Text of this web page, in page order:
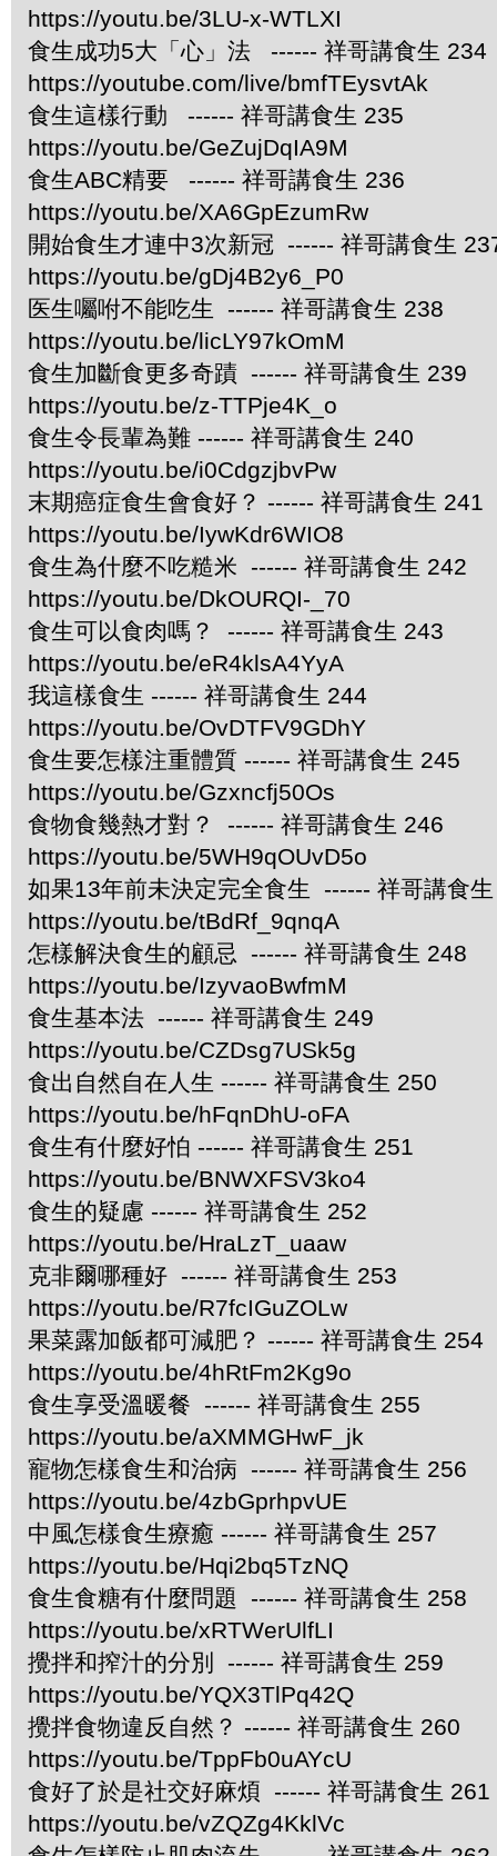
https://youtu.be/3LU-x-WTLXI
食生成功5大「心」法 ------ 祥哥講食生 234
https://youtube.com/live/bmfTEysvtAk
食生這樣行動 ------ 祥哥講食生 235
https://youtu.be/GeZujDqIA9M
食生ABC精要 ------ 祥哥講食生 236
https://youtu.be/XA6GpEzumRw
開始食生才連中3次新冠 ------ 祥哥講食生
https://youtu.be/gDj4B2y6_P0
医生囑咐不能吃生 ------ 祥哥講食生 238
https://youtu.be/licLY97kOmM
食生加斷食更多奇蹟 ------ 祥哥講食生 239
https://youtu.be/z-TTPje4K_o
食生令長輩為難 ------ 祥哥講食生 240
https://youtu.be/i0CdgzjbvPw
末期癌症食生會食好？ ------ 祥哥講食生 241
https://youtu.be/IywKdr6WIO8
食生為什麼不吃糙米 ------ 祥哥講食生 242
https://youtu.be/DkOURQI-_70
食生可以食肉嗎？ ------ 祥哥講食生 243
https://youtu.be/eR4klsA4YyA
我這樣食生 ------ 祥哥講食生 244
https://youtu.be/OvDTFV9GDhY
食生要怎樣注重體質 ------ 祥哥講食生 245
https://youtu.be/Gzxncfj50Os
食物食幾熱才對？ ------ 祥哥講食生 246
https://youtu.be/5WH9qOUvD5o
如果13年前未決定完全食生 ------ 祥哥講食
https://youtu.be/tBdRf_9qnqA
怎樣解決食生的顧忌 ------ 祥哥講食生 248
https://youtu.be/IzyvaoBwfmM
食生基本法 ------ 祥哥講食生 249
https://youtu.be/CZDsg7USk5g
食出自然自在人生 ------ 祥哥講食生 250
https://youtu.be/hFqnDhU-oFA
食生有什麼好怕 ------ 祥哥講食生 251
https://youtu.be/BNWXFSV3ko4
食生的疑慮 ------ 祥哥講食生 252
https://youtu.be/HraLzT_uaaw
克非爾哪種好 ------ 祥哥講食生 253
https://youtu.be/R7fcIGuZOLw
果菜露加飯都可減肥？ ------ 祥哥講食生 254
https://youtu.be/4hRtFm2Kg9o
食生享受溫暖餐 ------ 祥哥講食生 255
https://youtu.be/aXMMGHwF_jk
寵物怎樣食生和治病 ------ 祥哥講食生 256
https://youtu.be/4zbGprhpvUE
中風怎樣食生療癒 ------ 祥哥講食生 257
https://youtu.be/Hqi2bq5TzNQ
食生食糖有什麼問題 ------ 祥哥講食生 258
https://youtu.be/xRTWerUlfLI
攪拌和搾汁的分別 ------ 祥哥講食生 259
https://youtu.be/YQX3TlPq42Q
攪拌食物違反自然？ ------ 祥哥講食生 260
https://youtu.be/TppFb0uAYcU
食好了於是社交好麻煩 ------ 祥哥講食生 261
https://youtu.be/vZQZg4KklVc